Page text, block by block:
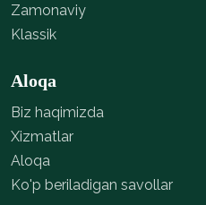
Zamonaviy
Klassik
Aloqa
Biz haqimizda
Xizmatlar
Aloqa
Ko'p beriladigan savollar